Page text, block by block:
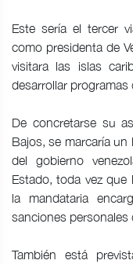
Este sería el tercer
como presidenta de
visitara las islas
desarrollar programas
De concretarse su
Bajos, se marcaría
del gobierno
Estado, toda vez que
la mandataria
sanciones personales
También está